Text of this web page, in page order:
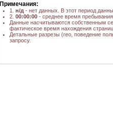
Примечания:
1. н/д - нет данных. В этот период
2. 00:00:00 - среднее время
Данные насчитываются собственным
фактическое время нахождения
Детальные разрезы (гео, поведение
запросу.